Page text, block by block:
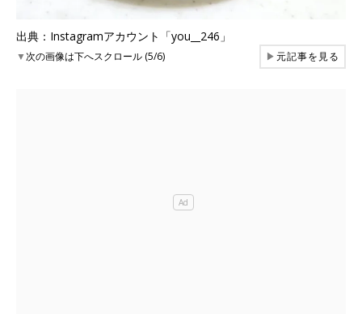
出典：Instagramアカウント「you__246」
▼次の画像は下へスクロール (5/6) ▶元記事を見る